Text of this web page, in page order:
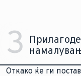
3
Откако ќе ги